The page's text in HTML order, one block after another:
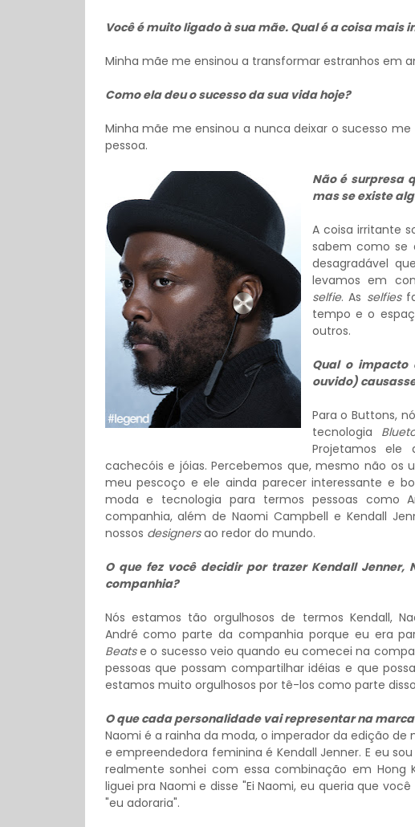
Você é muito ligado à sua mãe. Qual é a coisa
Minha mãe me ensinou a transformar estranhos em
Como ela deu o sucesso da sua vida hoje?
Minha mãe me ensinou a nunca deixar o sucesso
pessoa.
Não é surpresa
mas se existe
A coisa irritante
sabem como se
desagradável
levamos em
selfie. As selfies
tempo e o
outros.
Qual o impacto
ouvido)
Para o Buttons,
tecnologia
Projetamos ele
cachecóis e jóias. Percebemos que, mesmo não os
meu pescoço e ele ainda parecer interessante e
moda e tecnologia para termos pessoas como
companhia, além de Naomi Campbell e Kendall
nossos designersao redor do mundo.
O que fez você decidir por trazer Kendall
companhia?
Nós estamos tão orgulhosos de termos Kendall,
André como parte da companhia porque eu era
Beatse o sucesso veio quando eu comecei na
pessoas que possam compartilhar idéias e que
estamos muito orgulhosos por tê-los como parte
O que cada personalidade vai representar na
Naomi é a rainha da moda, o imperador da edição de
e empreendedora feminina é Kendall Jenner. E eu
realmente sonhei com essa combinação em Hong
liguei pra Naomi e disse "Ei Naomi, eu queria que
"eu adoraria".